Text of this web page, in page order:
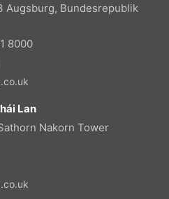
Augsburg, Bundesrepublik
8000
Lan
Nakorn Tower